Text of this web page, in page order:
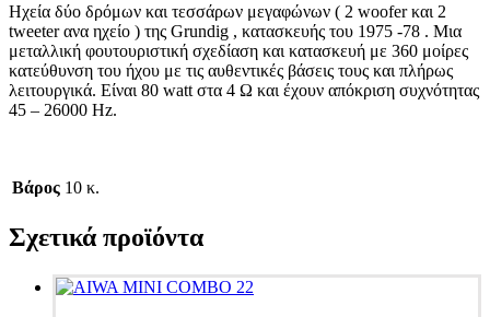
Ηχεία δύο δρόμων και τεσσάρων μεγαφώνων ( 2 woofer και 2
tweeter ανα ηχείο ) της Grundig , κατασκευής του 1975 -78 . Μια
μεταλλική φουτουριστική σχεδίαση και κατασκευή με 360 μοίρες
κατεύθυνση του ήχου με τις αυθεντικές βάσεις τους και πλήρως
λειτουργικά. Είναι 80 watt στα 4 Ω και έχουν απόκριση συχνότητας
45 – 26000 Hz.
Βάρος 10 κ.
Σχετικά προϊόντα